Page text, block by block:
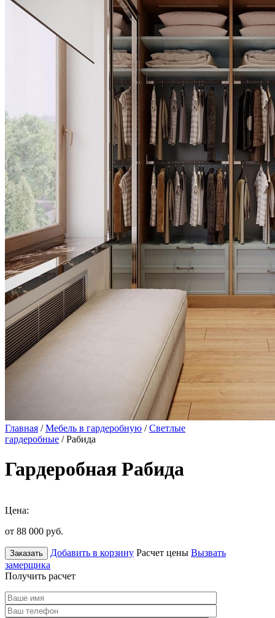
Главная /Мебель в гардеробную /Светлые
гардеробные / Рабида
Гардеробная Рабида
Цена:
от 88 000 руб.
Заказать Добавить в корзину Расчет цены Вызвать
замерщика
Получить расчет